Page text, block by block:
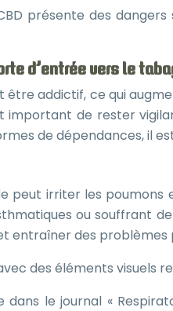
présente des
d’entrée vers le
être addictif, ce qui
important de rester
de dépendances,
peut irriter les
ou souffrant
entraîner des problèmes
des éléments visuels
dans le journal «